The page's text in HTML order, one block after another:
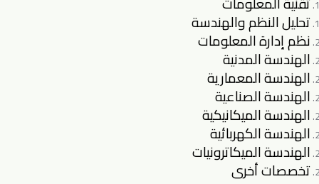
تحليل النظم والهندسة
نظم إدارة المعلومات
الهندسة المدنية
الهندسة المعمارية
الهندسة الصناعية
الهندسة الميكانيكية
الهندسة الكهربائية
الهندسة الميكاترونيات
تخصصات أخرى